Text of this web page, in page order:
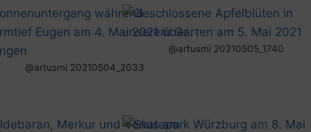
@artusmi 20210504_2033
@artusmi 20210505_1740